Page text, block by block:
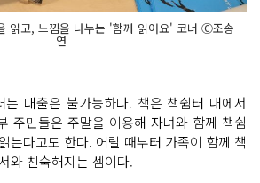
읽고, 느낌을 나누는 '함께 읽어요' 코너 Ⓒ조송
연
는 대출은 불가능하다. 책은 책쉼터 내에서
주민들은 주말을 이용해 자녀와 함께 책쉼
는다고도 한다. 어릴 때부터 가족이 함께 책
와 친숙해지는 셈이다.